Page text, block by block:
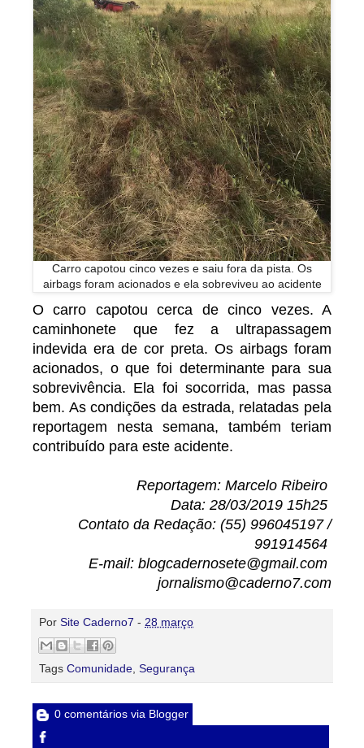
Carro capotou cinco vezes e saiu fora da pista. Os
airbags foram acionados e ela sobreviveu ao acidente
O carro capotou cerca de cinco vezes. A
caminhonete que fez a ultrapassagem
indevida era de cor preta. Os airbags foram
acionados, o que foi determinante para sua
sobrevivência. Ela foi socorrida, mas passa
bem. As condições da estrada, relatadas pela
reportagem nesta semana, também teriam
contribuído para este acidente.
Reportagem: Marcelo Ribeiro
Data: 28/03/2019 15h25
Contato da Redação: (55) 996045197 /
991914564
E-mail: blogcadernosete@gmail.com
jornalismo@caderno7.com
Por Site Caderno7 - 28 março
Tags Comunidade, Segurança
0 comentários via Blogger